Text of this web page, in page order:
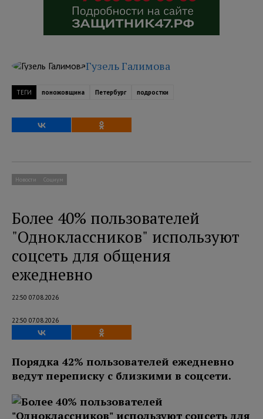
Гузель Галимова
ТЕГИ поножовщина Петербург подростки
Новости Социум
Более 40% пользователей
"Одноклассников" используют
соцсеть для общения
ежедневно
22:50 07.08.2026
22:50 07.08.2026
Порядка 42% пользователей ежедневно
ведут переписку с близкими в соцсети.